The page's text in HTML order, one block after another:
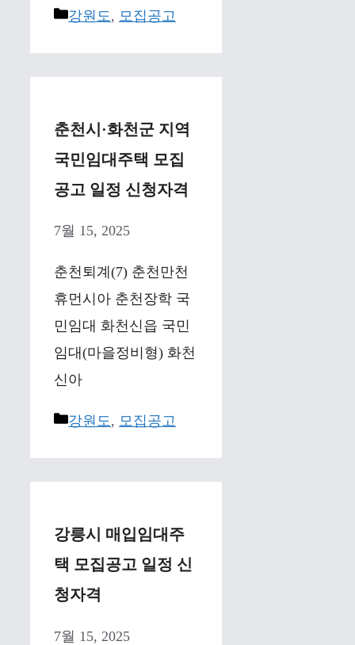
Categories
강원도, 모집공고
춘천시·화천군 지역
국민임대주택 모집
공고 일정 신청자격
7월 15, 2025
춘천퇴계(7) 춘천만천
휴먼시아 춘천장학 국
민임대 화천신읍 국민
임대(마을정비형) 화천
신아
Categories
강원도, 모집공고
강릉시 매입임대주
택 모집공고 일정 신
청자격
7월 15, 2025